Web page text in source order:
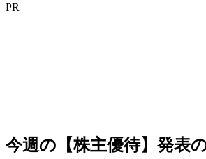
PR
今週の【株主優待】発表